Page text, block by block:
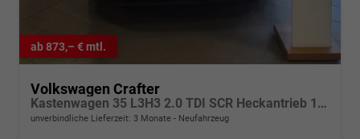
ab 873,– € mtl.
Volkswagen Crafter
Kastenwagen 35 L3H3 2.0 TDI SCR Heckantrieb 120 kW, 8 Gang Automatik, Klima, 5 Jahre Garantie, Hochdach -abwählbar
unverbindliche Lieferzeit: 3 Monate Neufahrzeug